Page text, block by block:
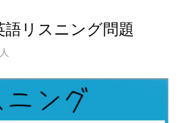
語リスニング問題